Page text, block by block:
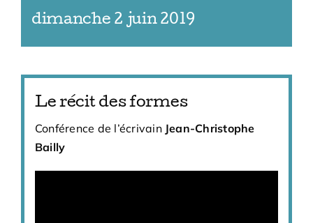
dimanche 2 juin 2019
Le récit des formes
Conférence de l’écrivain Jean-Christophe
Bailly